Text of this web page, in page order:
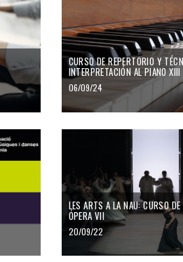
CURSO DE REPERTORIO Y
INTERPRETACIÓN AL PIANO XIII
06/09/24
LES ARTS A LA NAU: CURSO
ÓPERA VII
20/09/22